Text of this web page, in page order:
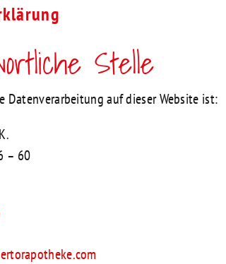
Stelle
Datenverarbeitung auf dieser Website ist:
– 60